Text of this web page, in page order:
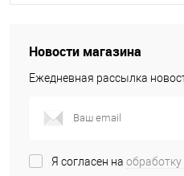
Новости магазина
Ежедневная рассылка
Я согласен на